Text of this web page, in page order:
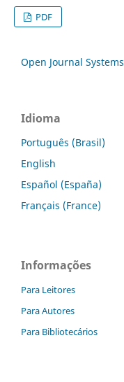
PDF
Open Journal Systems
Idioma
Português (Brasil)
English
Español (España)
Français (France)
Informações
Para Leitores
Para Autores
Para Bibliotecários